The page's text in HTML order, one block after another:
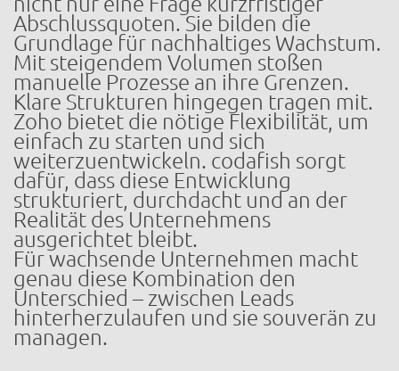
Abschlussquoten. Sie bilden die
Grundlage für nachhaltiges Wachstum.
Mit steigendem Volumen stoßen
manuelle Prozesse an ihre Grenzen.
Klare Strukturen hingegen tragen mit.
Zoho bietet die nötige Flexibilität, um
einfach zu starten und sich
weiterzuentwickeln. codafish sorgt
dafür, dass diese Entwicklung
strukturiert, durchdacht und an der
Realität des Unternehmens
ausgerichtet bleibt.
Für wachsende Unternehmen macht
genau diese Kombination den
Unterschied – zwischen Leads
hinterherzulaufen und sie souverän zu
managen.